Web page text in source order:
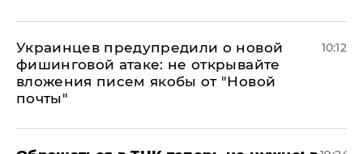
Украинцев предупредили о новой
фишинговой атаке: не открывайте
вложения писем якобы от "Новой
почты"
10:12